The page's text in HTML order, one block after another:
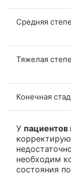
Средняя
Тяжелая
Конечная
У пациентов
необходим
состояния